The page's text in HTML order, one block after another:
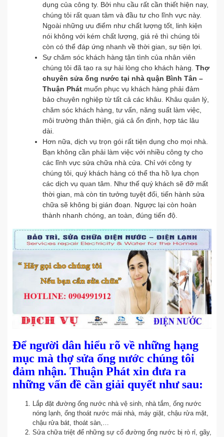
dụng của công ty. Bởi nhu cầu rất cần thiết hiện nay,
chúng tôi rất quan tâm và đầu tư cho lĩnh vực này.
Ngoài những ưu điểm như chất lượng tốt, linh kiện
nói không với kém chất lượng, giá rẻ thì chúng tôi
còn có thể đáp ứng nhanh về thời gian, sự tiện lợi.
Sự chăm sóc khách hàng tận tình của nhân viên
chúng tôi đã tạo ra sự hài lòng cho khách hàng. Thợ
chuyên sửa ống nước tại nhà quận Bình Tân –
Thuận Phát muốn phục vụ khách hàng phải đảm
bảo chuyên nghiệp từ tất cả các khâu. Khâu quản lý,
chăm sóc khách hàng, tư vấn, năng suất làm việc,
môi trường thân thiện, giá cả ổn định, hợp tác lâu
dài.
Hơn nữa, dịch vụ trọn gói rất tiện dụng cho mọi nhà.
Bạn không cần phải làm việc với nhiều công ty cho
các lĩnh vực sửa chữa nhà cửa. Chỉ với công ty
chúng tôi, quý khách hàng có thể tha hồ lựa chọn
các dịch vụ quan tâm. Như thế quý khách sẽ đỡ mất
thời gian, mà còn tin tưởng tuyệt đối, tiến hành sửa
chữa sẽ không bị gián đoạn. Ngược lại còn hoàn
thành nhanh chóng, an toàn, đúng tiến độ.
Để người dân hiểu rõ về những hạng
mục mà thợ sửa ống nước chúng tôi
đảm nhận. Thuận Phát xin đưa ra
những vấn đề cần giải quyết như sau:
Lắp đặt đường ống nước nhà vệ sinh, nhà tắm, ống nước
nóng lạnh, ống thoát nước mái nhà, máy giặt, chậu rửa mặt,
chậu rửa bát, thoát sàn,…
Sửa chữa triệt để những sự cố đường ống nước bị rò rỉ, gãy,